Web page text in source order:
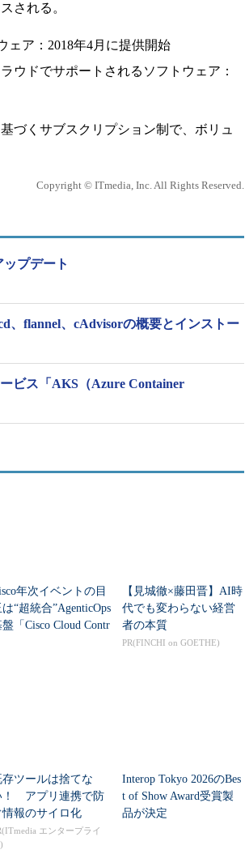
される。
ェア：2018年4月に提供開始
ウドでサポートされるソフトウェア：
づくサブスクリプション制で、ボリュ
Copyright © ITmedia, Inc. All Rights Reserved.
プデート
、flannel、cAdvisorの概要とインストー
ビス「AKS（Azure Container
年次イベントの目
は“超統合”AgenticOps
「Cisco Cloud Contr
【見城徹×藤田晋】AI時
代でも変わらない経営
者の本質
PR(FINCHI on GOETHE)
存ツールは捨てな
！ アプリ連携で防
情報のサイロ化
エンタープライ
Interop Tokyo 2026のBes
t of Show Award受賞製
品が決定